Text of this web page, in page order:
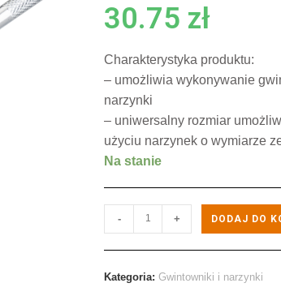
30.75 zł
Charakterystyka produktu:
– umożliwia wykonywanie
narzynki
– uniwersalny rozmiar
użyciu narzynek o wymiarze
Na stanie
- + DODAJ DO
Kategoria: Gwintowniki i narzynki